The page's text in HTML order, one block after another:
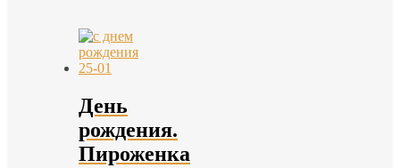
День
рождения.
Пироженка